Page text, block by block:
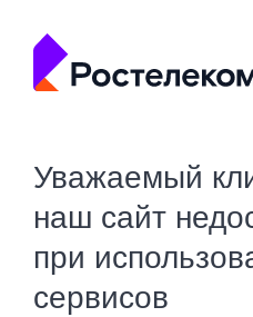
Уважаемый
наш сайт
при
сервисов